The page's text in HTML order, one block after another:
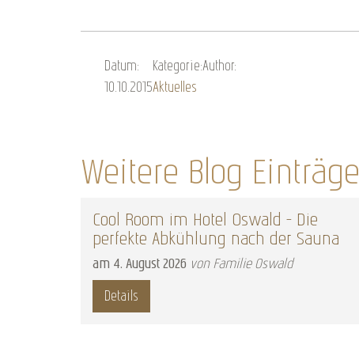
Datum:
10.10.2015
Kategorie:
Aktuelles
Author:
Weitere Blog Einträge
Cool Room im Hotel Oswald – Die
perfekte Abkühlung nach der Sauna
am 4. August 2026 von Familie Oswald
Details